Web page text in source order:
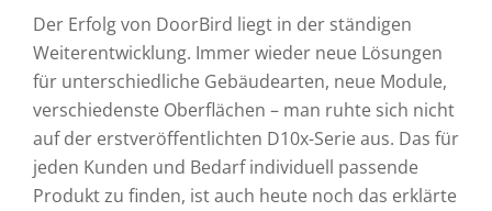
Der Erfolg von DoorBird liegt in der ständigen
Weiterentwicklung. Immer wieder neue Lösungen
für unterschiedliche Gebäudearten, neue Module,
verschiedenste Oberflächen – man ruhte sich nicht
auf der erstveröffentlichten D10x-Serie aus. Das für
jeden Kunden und Bedarf individuell passende
Produkt zu finden, ist auch heute noch das erklärte